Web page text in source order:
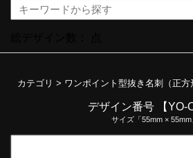
カテゴリ > ワンポイント型抜き名刺（正方
デザイン番号 【YO-
サイズ「55mm × 55mm